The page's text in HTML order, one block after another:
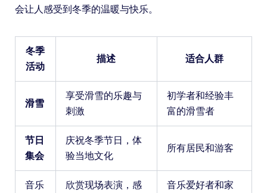
会让人感受到冬季的温暖与快乐。
冬季
活动
描述 适合人群
滑雪
享受滑雪的乐趣与
刺激
初学者和经验丰
富的滑雪者
节日
集会
庆祝冬季节日，体
验当地文化
所有居民和游客
音乐
欣赏现场表演，感
音乐爱好者和家